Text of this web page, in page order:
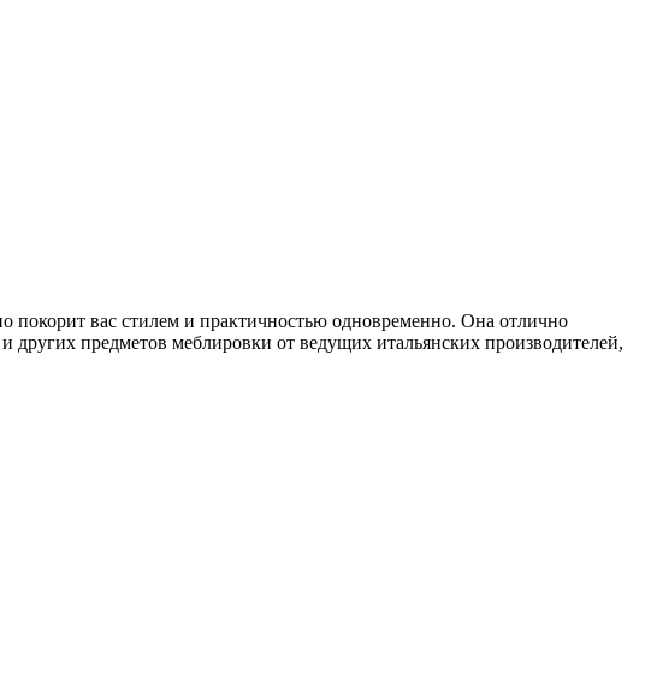
покорит вас стилем и практичностью одновременно. Она отлично
предметов меблировки от ведущих итальянских производителей,